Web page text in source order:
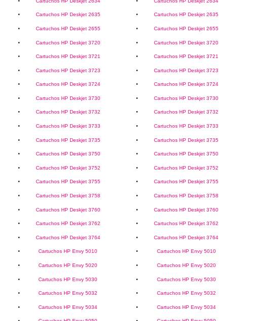
Cartuchos HP Deskjet 2635
Cartuchos HP Deskjet 2655
Cartuchos HP Deskjet 3720
Cartuchos HP Deskjet 3721
Cartuchos HP Deskjet 3723
Cartuchos HP Deskjet 3724
Cartuchos HP Deskjet 3730
Cartuchos HP Deskjet 3732
Cartuchos HP Deskjet 3733
Cartuchos HP Deskjet 3735
Cartuchos HP Deskjet 3750
Cartuchos HP Deskjet 3752
Cartuchos HP Deskjet 3755
Cartuchos HP Deskjet 3758
Cartuchos HP Deskjet 3760
Cartuchos HP Deskjet 3762
Cartuchos HP Deskjet 3764
Cartuchos HP Envy 5010
Cartuchos HP Envy 5020
Cartuchos HP Envy 5030
Cartuchos HP Envy 5032
Cartuchos HP Envy 5034
Cartuchos HP Deskjet 2635
Cartuchos HP Deskjet 2655
Cartuchos HP Deskjet 3720
Cartuchos HP Deskjet 3721
Cartuchos HP Deskjet 3723
Cartuchos HP Deskjet 3724
Cartuchos HP Deskjet 3730
Cartuchos HP Deskjet 3732
Cartuchos HP Deskjet 3733
Cartuchos HP Deskjet 3735
Cartuchos HP Deskjet 3750
Cartuchos HP Deskjet 3752
Cartuchos HP Deskjet 3755
Cartuchos HP Deskjet 3758
Cartuchos HP Deskjet 3760
Cartuchos HP Deskjet 3762
Cartuchos HP Deskjet 3764
Cartuchos HP Envy 5010
Cartuchos HP Envy 5020
Cartuchos HP Envy 5030
Cartuchos HP Envy 5032
Cartuchos HP Envy 5034